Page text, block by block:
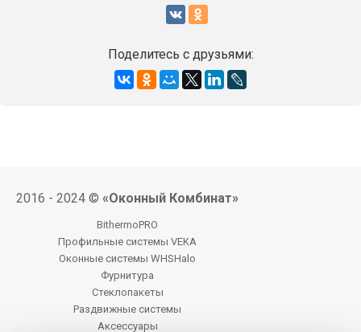
Поделитесь с друзьями:
2016 - 2024 © «Оконный Комбинат»
BithermoPRO
Профильные системы VEKA
Оконные системы WHSHalo
Фурнитура
Стеклопакеты
Раздвижные системы
Аксессуары